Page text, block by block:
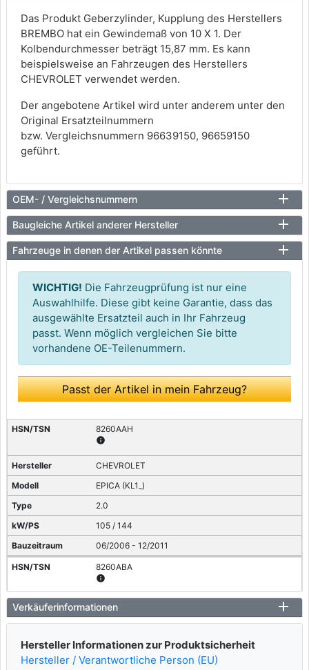
Das Produkt Geberzylinder, Kupplung des Herstellers
BREMBO hat ein Gewindemaß von 10 X 1. Der
Kolbendurchmesser beträgt 15,87 mm. Es kann
beispielsweise an Fahrzeugen des Herstellers
CHEVROLET verwendet werden.
Der angebotene Artikel wird unter anderem unter den
Original Ersatzteilnummern
bzw. Vergleichsnummern 96639150, 96659150
geführt.
OEM- / Vergleichsnummern
Baugleiche Artikel anderer Hersteller
Fahrzeuge in denen der Artikel passen könnte
WICHTIG! Die Fahrzeugprüfung ist nur eine
Auswahlhilfe. Diese gibt keine Garantie, dass das
ausgewählte Ersatzteil auch in Ihr Fahrzeug
passt. Wenn möglich vergleichen Sie bitte
vorhandene OE-Teilenummern.
Passt der Artikel in mein Fahrzeug?
8260AAH
info
CHEVROLET
EPICA (KL1_)
2.0
105 / 144
06/2006 - 12/2011
8260ABA
info
CHEVROLET
EPICA (KL1_)
2.0 D
110 / 150
Verkäuferinformationen
Hersteller Informationen zur Produktsicherheit
Hersteller / Verantwortliche Person (EU)